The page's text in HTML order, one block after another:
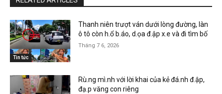
Tin tức
Thanh niên trượt ván dưới lòng đường, làn
ô tô còn h.ổ b.áo, d.ọa đ.ập x.e và đi tìm bố
Tháng 7 6, 2026
Rù.ng mì.nh với lời khai của kẻ đá.nh đ.ập,
đạ.p văng con riêng